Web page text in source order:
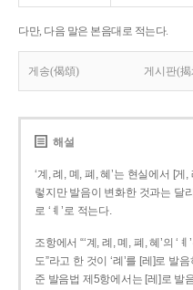
다만, 다음 말은 본음대로 적는다.
게송(偈頌) 게시판(
해설
‘계, 례, 몌, 폐, 혜’는 현실에서 [
렇지만 발음이 변화한 것과는 달
로 ‘ㅖ’로 적는다.
조항에서 “‘계, 례, 몌, 폐, 혜’의 ‘
도”라고 한 것이 ‘례’를 [레]로 발
준 발음법 제5항에서는 [레]로 발